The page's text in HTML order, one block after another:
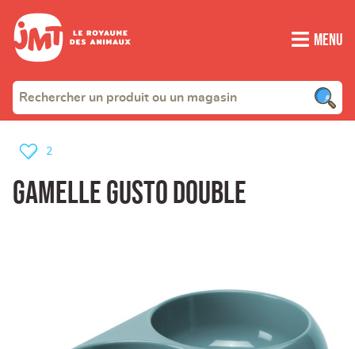
Menu
Gamelle gusto double
2